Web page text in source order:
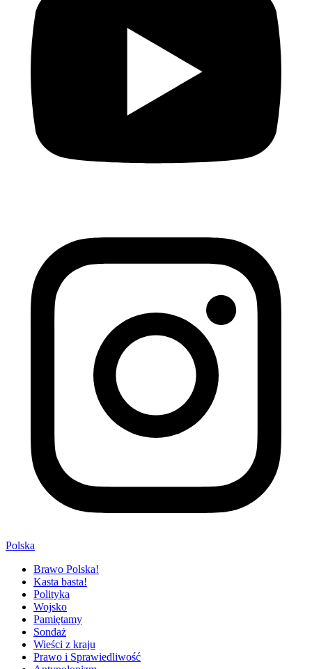
Polska
Brawo Polska!
Kasta basta!
Polityka
Wojsko
Pamiętamy
Sondaż
Wieści z kraju
Prawo i Sprawiedliwość